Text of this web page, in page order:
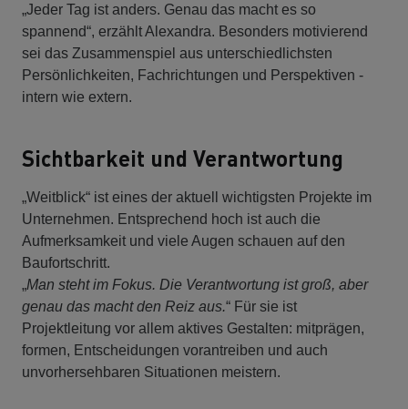
„Jeder Tag ist anders. Genau das macht es so
spannend“, erzählt Alexandra. Besonders motivierend
sei das Zusammenspiel aus unterschiedlichsten
Persönlichkeiten, Fachrichtungen und Perspektiven -
intern wie extern.
Sichtbarkeit und Verantwortung
„Weitblick“ ist eines der aktuell wichtigsten Projekte im
Unternehmen. Entsprechend hoch ist auch die
Aufmerksamkeit und viele Augen schauen auf den
Baufortschritt.
„Man steht im Fokus. Die Verantwortung ist groß, aber
genau das macht den Reiz aus.“ Für sie ist
Projektleitung vor allem aktives Gestalten: mitprägen,
formen, Entscheidungen vorantreiben und auch
unvorhersehbaren Situationen meistern.